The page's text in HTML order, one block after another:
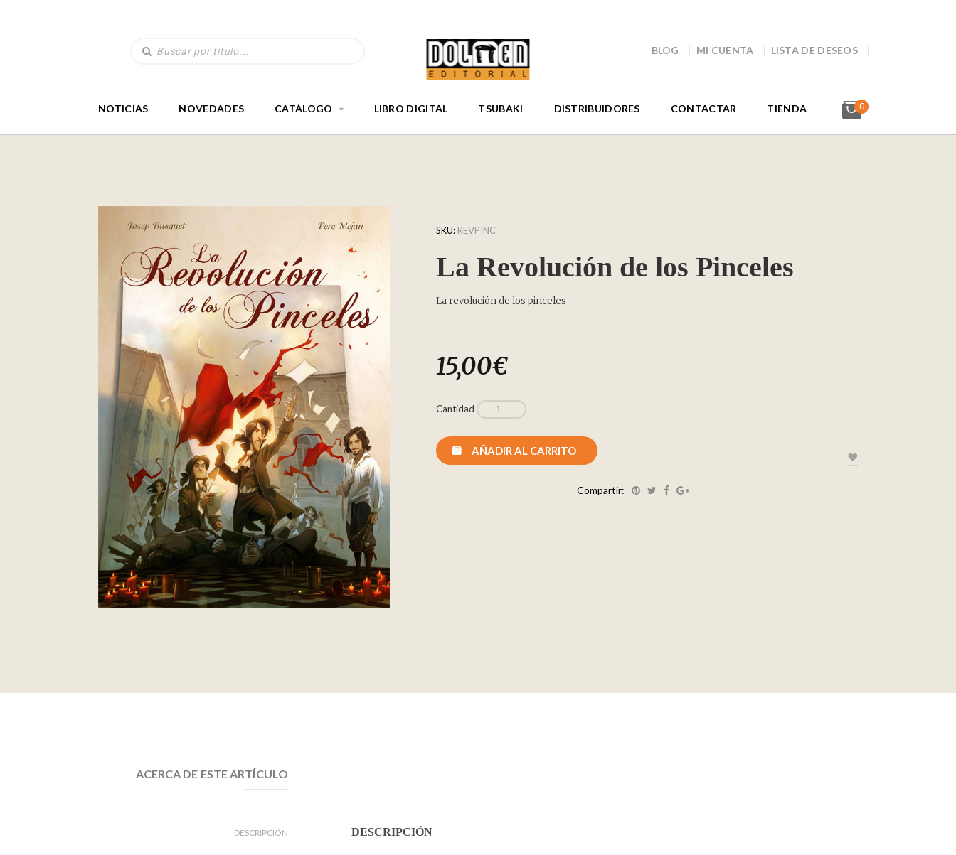
BLOG MI CUENTA LISTA DE DESEOS
NOTICIAS NOVEDADES CATÁLOGO LIBRO DIGITAL TSUBAKI DISTRIBUIDORES CONTACTAR TIENDA 0
SKU: REVPINC
La Revolución de los Pinceles
La revolución de los pinceles
15,00€
Cantidad
AÑADIR AL CARRITO
Compartir:
ACERCA DE ESTE ARTÍCULO
DESCRIPCIÓN DESCRIPCIÓN